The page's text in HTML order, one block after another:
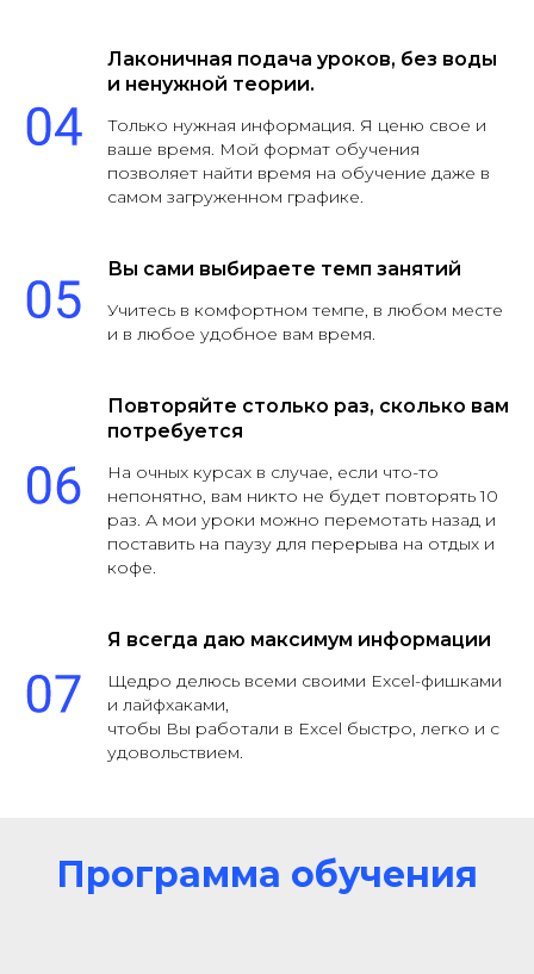
Лаконичная подача уроков, без воды
и ненужной теории.
Только нужная информация. Я ценю свое и
ваше время. Мой формат обучения
позволяет найти время на обучение даже в
самом загруженном графике.
Вы сами выбираете темп занятий
Учитесь в комфортном темпе, в любом месте
и в любое удобное вам время.
Повторяйте столько раз, сколько вам
потребуется
На очных курсах в случае, если что-то
непонятно, вам никто не будет повторять 10
раз. А мои уроки можно перемотать назад и
поставить на паузу для перерыва на отдых и
кофе.
Я всегда даю максимум информации
Щедро делюсь всеми своими Excel-фишками
и лайфхаками,
чтобы Вы работали в Excel быстро, легко и с
удовольствием.
Программа обучения